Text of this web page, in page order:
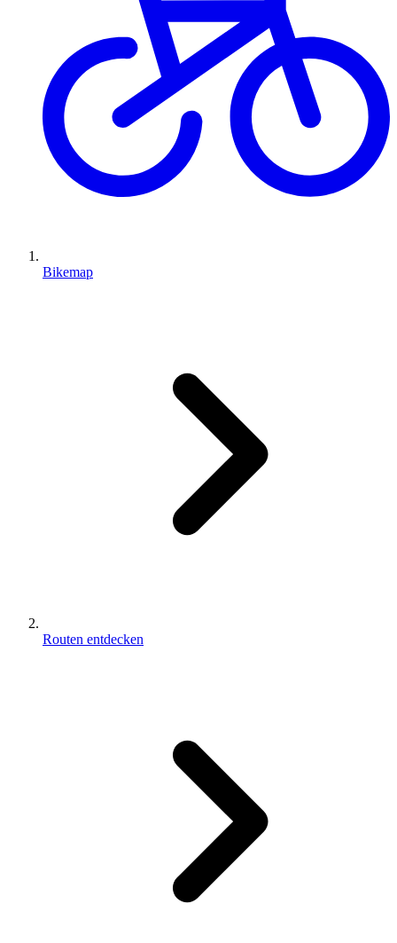
Bikemap
Routen entdecken